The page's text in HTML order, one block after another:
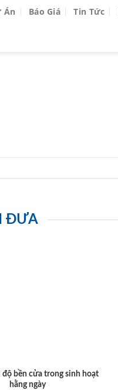
Án Báo Giá Tin Tức
ĐƯA
độ bền cửa trong sinh hoạt
hằng ngày